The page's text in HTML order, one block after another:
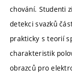
chování. Studenti
detekci svazků
prakticky s teorií
charakteristik
obrazců pro